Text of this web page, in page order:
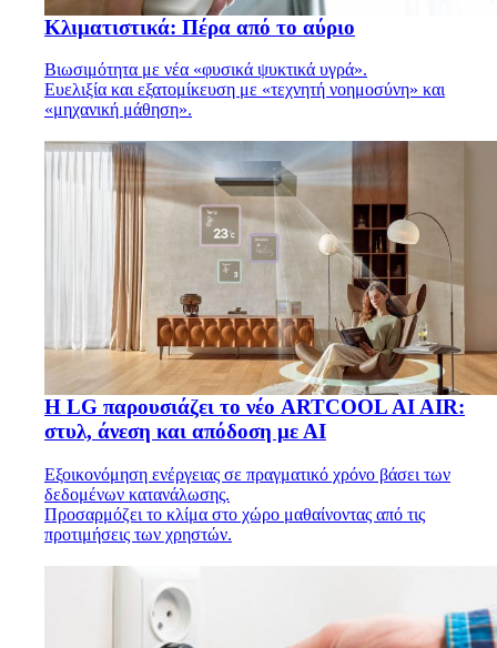
Κλιματιστικά: Πέρα από το αύριο
Βιωσιμότητα με νέα «φυσικά ψυκτικά υγρά».
Ευελιξία και εξατομίκευση με «τεχνητή νοημοσύνη» και
«μηχανική μάθηση».
Η LG παρουσιάζει το νέο ARTCOOL AI AIR:
στυλ, άνεση και απόδοση με ΑΙ
Εξοικονόμηση ενέργειας σε πραγματικό χρόνο βάσει των
δεδομένων κατανάλωσης.
Προσαρμόζει το κλίμα στο χώρο μαθαίνοντας από τις
προτιμήσεις των χρηστών.